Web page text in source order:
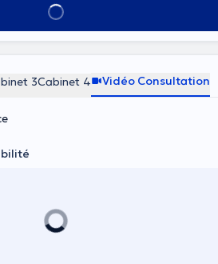
Voir tout
3Cabinet 4 Vidéo Consultation